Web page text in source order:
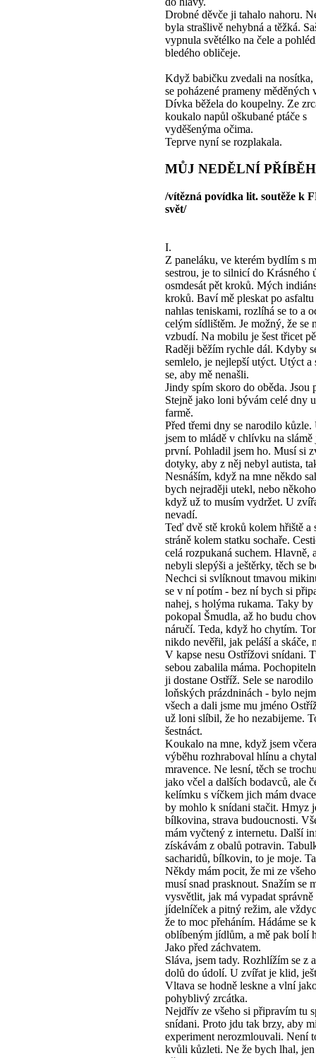
Drobné děvče ji tahalo nahoru.
byla strašlivě nehybná a těžká.
vypnula světélko na čele a
bledého obličeje.
Když babičku zvedali na
se poházené prameny měděných
Dívka běžela do koupelny. Ze
koukalo napůl oškubané ptáče s
vyděšenýma očima.
Teprve nyní se rozplakala.
MŮJ NEDĚLNÍ PŘÍBĚH
/vítězná povídka lit. soutěže k
svět/
I.
Z paneláku, ve kterém bydlím s
sestrou, je to silnicí do Krásného
osmdesát pět kroků. Mých
kroků. Baví mě pleskat po asfaltu
nahlas teniskami, rozlíhá se to a
celým sídlištěm. Je možný, že se
vzbudí. Na mobilu je šest třicet
Raději běžím rychle dál. Kdyby
semlelo, je nejlepší utýct. Utýct a
se, aby mě nenašli.
Jindy spím skoro do oběda. Jsou
Stejně jako loni bývám celé dny
farmě.
Před třemi dny se narodilo
jsem to mládě v chlívku na slámě
první. Pohladil jsem ho. Musí si
dotyky, aby z něj nebyl autista,
Nesnáším, když na mne někdo
bych nejraději utekl, nebo
když už to musím vydržet. U
nevadí.
Teď dvě stě kroků kolem hřiště a
stráně kolem statku sochaře.
celá rozpukaná suchem. Hlavně,
nebyli slepýši a ještěrky, těch se
Nechci si svlíknout tmavou
se v ní potím - bez ní bych si
nahej, s holýma rukama. Taky by
pokopal Šmudla, až ho budu
náručí. Teda, když ho chytím.
nikdo nevěřil, jak peláší a skáče,
V kapse nesu Ostřížovi snídani.
sebou zabalila máma.
ji dostane Ostříž. Sele se narodilo
loňských prázdninách - bylo
všech a dali jsme mu jméno
už loni slíbil, že ho nezabijeme.
šestnáct.
Koukalo na mne, když jsem
výběhu rozhraboval hlínu a
mravence. Ne lesní, těch se
jako včel a dalších bodavců, ale
kelímku s víčkem jich mám
by mohlo k snídani stačit. Hmyz
bílkovina, strava budoucnosti.
mám vyčtený z internetu. Další
získávám z obalů potravin.
sacharidů, bílkovin, to je moje.
Někdy mám pocit, že mi ze
musí snad prasknout. Snažím se
vysvětlit, jak má vypadat správně
jídelníček a pitný režim, ale
že to moc přeháním. Hádáme se
oblíbeným jídlům, a mě pak bolí
Jako před záchvatem.
Sláva, jsem tady. Rozhlížím se z
dolů do údolí. U zvířat je klid,
Vltava se hodně leskne a vlní
pohyblivý zrcátka.
Nejdřív ze všeho si připravím tu
snídani. Proto jdu tak brzy, aby
experiment nerozmlouvali. Není
kvůli kůzleti. Ne že bych lhal, jen